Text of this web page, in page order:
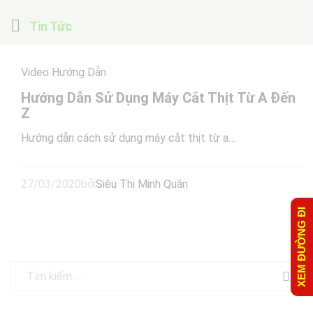
Tin Tức
Video Hướng Dẫn
Hướng Dẫn Sử Dụng Máy Cắt Thịt Từ A Đến
Z
Hướng dẫn cách sử dụng máy cắt thịt từ a…
27/03/2020bởiSiêu Thị Minh Quân
XEM ĐƯỜNG ĐI